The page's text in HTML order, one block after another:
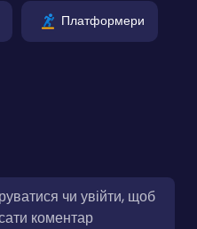
Платформери
чи увійти, щоб
коментар